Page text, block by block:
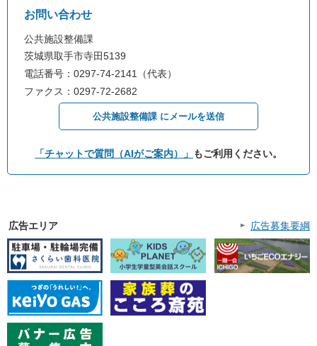
お問い合わせ
公共施設整備課
茨城県取手市寺田5139
電話番号：0297-74-2141（代表）
ファクス：0297-72-2682
公共施設整備課 にメールを送信
「チャットで質問（AIがご案内）」 もご利用ください。
広告エリア 広告募集要綱